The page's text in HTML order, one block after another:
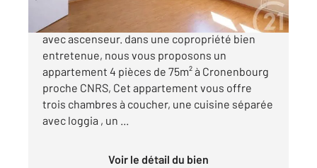
Cronenbourg quartier CNRS Au 7éme étage
avec ascenseur. dans une copropriété bien
entretenue, nous vous proposons un
appartement 4 pièces de 75m² à Cronenbourg
proche CNRS, Cet appartement vous offre
trois chambres à coucher, une cuisine séparée
avec loggia , un ...
Voir le détail du bien